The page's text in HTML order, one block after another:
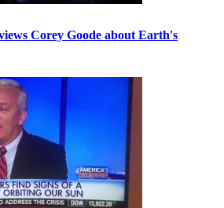
Corey Goode about Earth's